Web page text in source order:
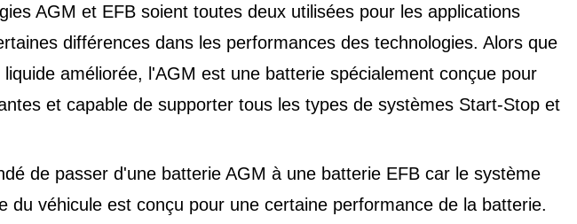
AGM et EFB soient toutes deux utilisées pour les applications
différences dans les performances des technologies. Alors que
améliorée, l'AGM est une batterie spécialement conçue pour
et capable de supporter tous les types de systèmes Start-Stop et
de passer d'une batterie AGM à une batterie EFB car le système
du véhicule est conçu pour une certaine performance de la batterie.